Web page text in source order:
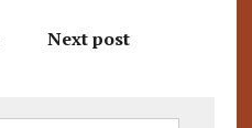
Next post